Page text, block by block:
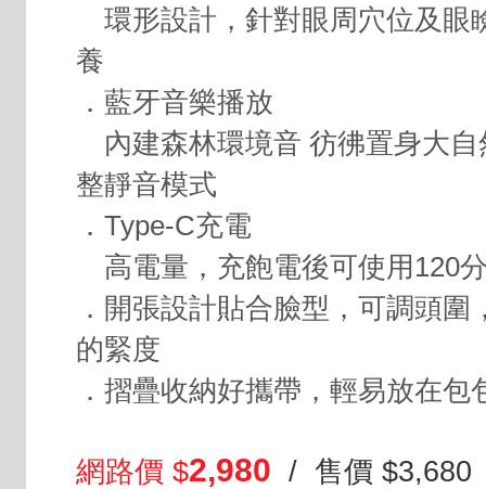
環形設計，針對眼周穴位及眼
養
．藍牙音樂播放
內建森林環境音 彷彿置身大自
整靜音模式
．Type-C充電
高電量，充飽電後可使用120
．開張設計貼合臉型，可調頭圍
的緊度
．摺疊收納好攜帶，輕易放在包
網路價 $2,980 / 售價 $3,680